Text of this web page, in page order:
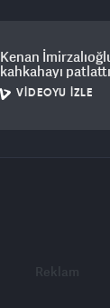
Kenan
kahkahayı
VIDEOYU İZLE